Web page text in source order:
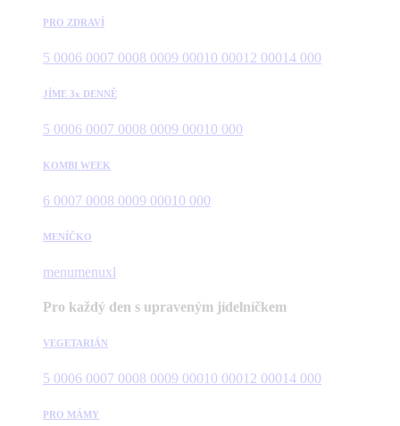
PRO ZDRAVÍ
5 0006 0007 0008 0009 00010 00012 00014 000
JÍME 3x DENNĚ
5 0006 0007 0008 0009 00010 000
KOMBI WEEK
6 0007 0008 0009 00010 000
MENÍČKO
menumenuxl
Pro každý den s upraveným jídelníčkem
VEGETARIÁN
5 0006 0007 0008 0009 00010 00012 00014 000
PRO MÁMY